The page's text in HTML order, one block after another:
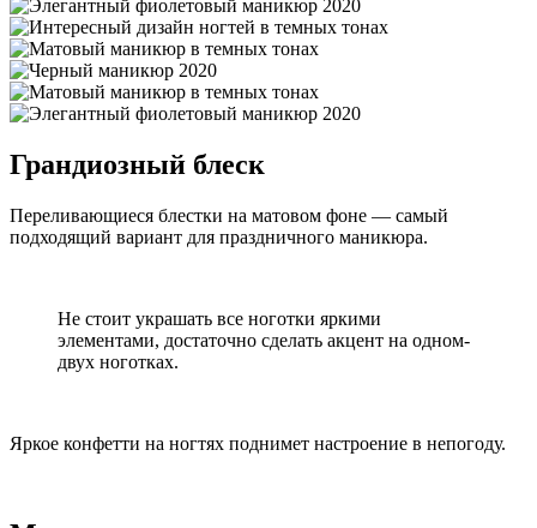
Грандиозный блеск
Переливающиеся блестки на матовом фоне — самый
подходящий вариант для праздничного маникюра.
Не стоит украшать все ноготки яркими
элементами, достаточно сделать акцент на одном-
двух ноготках.
Яркое конфетти на ногтях поднимет настроение в непогоду.